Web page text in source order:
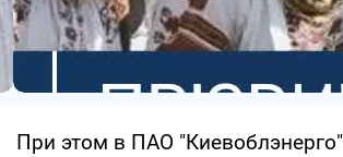
При этом в ПАО "Киевоблэнерго"